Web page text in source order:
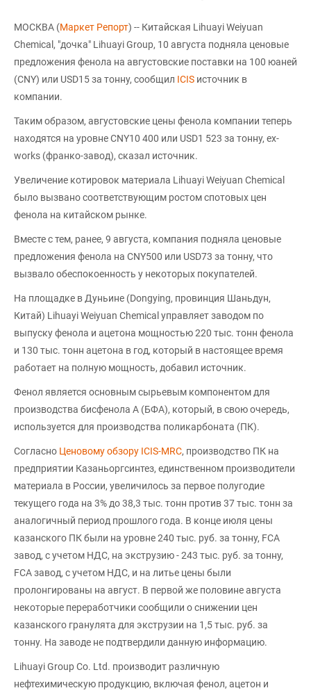
МОСКВА (Маркет Репорт) -- Китайская Lihuayi Weiyuan
Chemical, "дочка" Lihuayi Group, 10 августа подняла ценовые
предложения фенола на августовские поставки на 100 юаней
(CNY) или USD15 за тонну, сообщил ICIS источник в
компании.
Таким образом, августовские цены фенола компании теперь
находятся на уровне CNY10 400 или USD1 523 за тонну, ex-
works (франко-завод), сказал источник.
Увеличение котировок материала Lihuayi Weiyuan Chemical
было вызвано соответствующим ростом спотовых цен
фенола на китайском рынке.
Вместе с тем, ранее, 9 августа, компания подняла ценовые
предложения фенола на CNY500 или USD73 за тонну, что
вызвало обеспокоенность у некоторых покупателей.
На площадке в Дуньине (Dongying, провинция Шаньдун,
Китай) Lihuayi Weiyuan Chemical управляет заводом по
выпуску фенола и ацетона мощностью 220 тыс. тонн фенола
и 130 тыс. тонн ацетона в год, который в настоящее время
работает на полную мощность, добавил источник.
Фенол является основным сырьевым компонентом для
производства бисфенола А (БФА), который, в свою очередь,
используется для производства поликарбоната (ПК).
Согласно Ценовому обзору ICIS-MRC, производство ПК на
предприятии Казаньоргсинтез, единственном производители
материала в России, увеличилось за первое полугодие
текущего года на 3% до 38,3 тыс. тонн против 37 тыс. тонн за
аналогичный период прошлого года. В конце июля цены
казанского ПК были на уровне 240 тыс. руб. за тонну, FCA
завод, с учетом НДС, на экструзию - 243 тыс. руб. за тонну,
FCA завод, с учетом НДС, и на литье цены были
пролонгированы на август. В первой же половине августа
некоторые переработчики сообщили о снижении цен
казанского гранулята для экструзии на 1,5 тыс. руб. за
тонну. На заводе не подтвердили данную информацию.
Lihuayi Group Co. Ltd. производит различную
нефтехимическую продукцию, включая фенол, ацетон и